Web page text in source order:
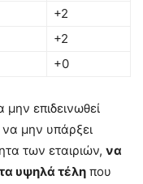
+2
+2
+0
μην επιδεινωθεί
μην υπάρξει
των εταιριών, να
υψηλά τέλη που